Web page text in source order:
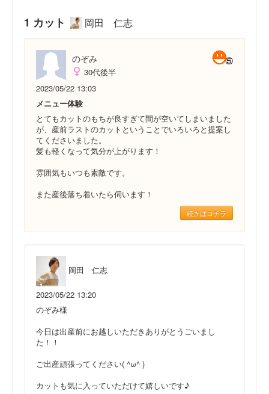
1 カット 岡田 仁志
のぞみ
30代後半
2023/05/22 13:03
メニュー体験
とてもカットのもちが良すぎて間が空いてしまいました
が、産前ラストのカットということでいろいろと提案し
てくださいました。
髪も軽くなって気分が上がります！
雰囲気もいつも素敵です。
また産後落ち着いたら伺います！
続きはコチラ
岡田 仁志
2023/05/22 13:20
のぞみ様
今日は出産前にお越しいただきありがとうごいまし
た！！
ご出産頑張ってください( ^ω^ )
カットも気に入っていただけて嬉しいです♪